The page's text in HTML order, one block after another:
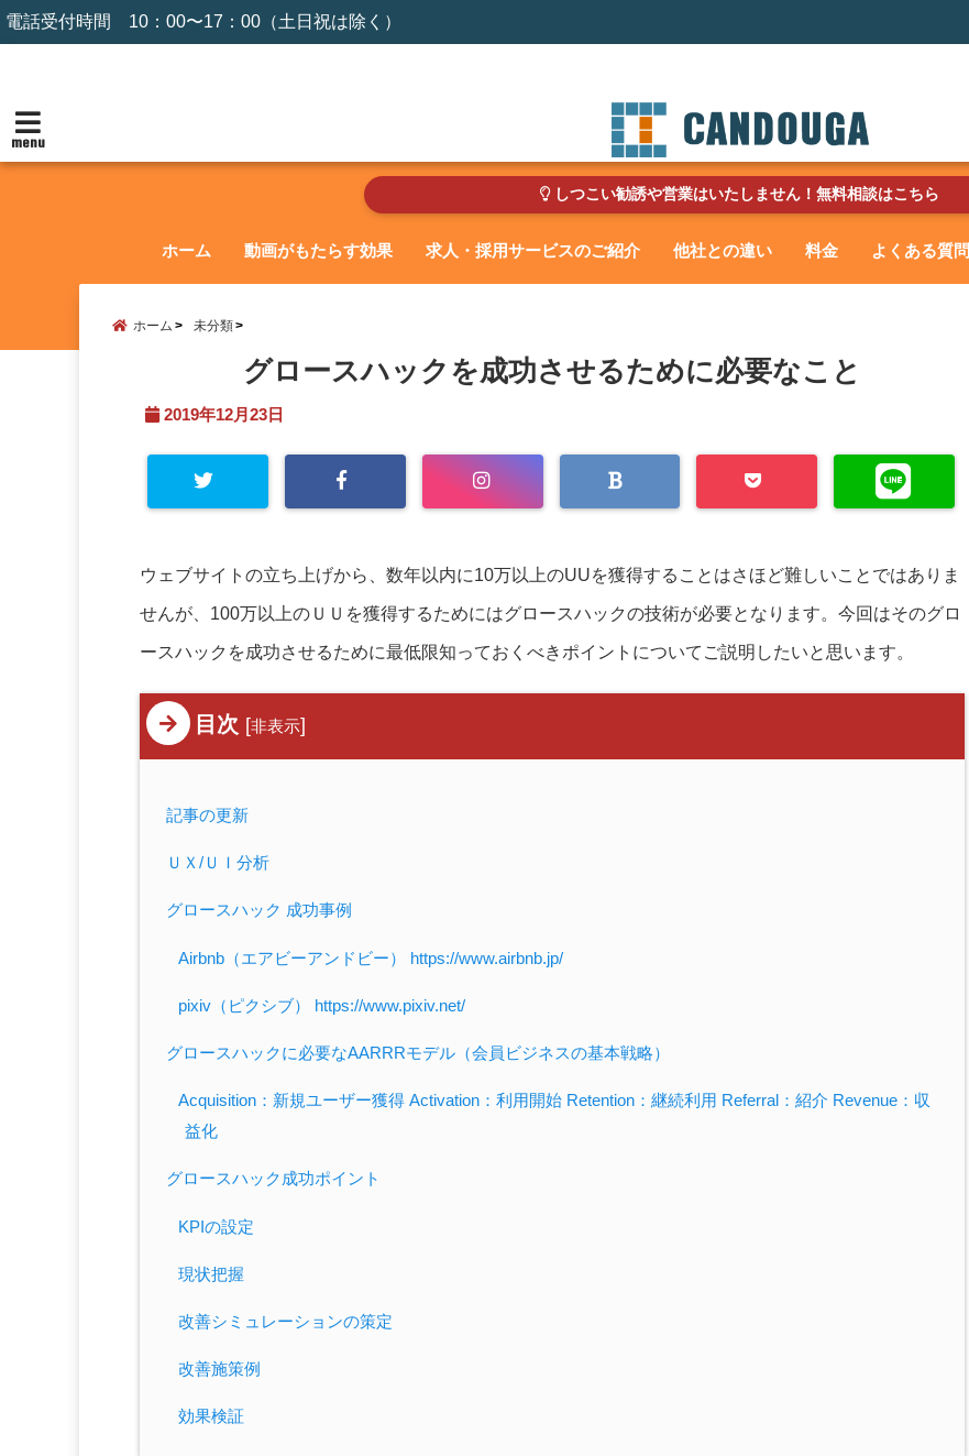
電話受付時間 10：00〜17：00（土日祝は除く）
menu
しつこい勧誘や営業はいたしません！無料相談はこちら
ホーム 動画がもたらす効果 求人・採用サービスのご紹介 他社との違い 料金 よくある質問
ホーム 未分類
グロースハックを成功させるために必要なこと
2019年12月23日
ウェブサイトの立ち上げから、数年以内に10万以上のUUを獲得することはさほど難しいことではありま
せんが、100万以上のＵＵを獲得するためにはグロースハックの技術が必要となります。今回はそのグロ
ースハックを成功させるために最低限知っておくべきポイントについてご説明したいと思います。
目次 [非表示]
記事の更新
ＵＸ/ＵＩ分析
グロースハック 成功事例
Airbnb（エアビーアンドビー） https://www.airbnb.jp/
pixiv（ピクシブ） https://www.pixiv.net/
グロースハックに必要なAARRRモデル（会員ビジネスの基本戦略）
Acquisition：新規ユーザー獲得 Activation：利用開始 Retention：継続利用 Referral：紹介 Revenue：収
益化
グロースハック成功ポイント
KPIの設定
現状把握
改善シミュレーションの策定
改善施策例
効果検証